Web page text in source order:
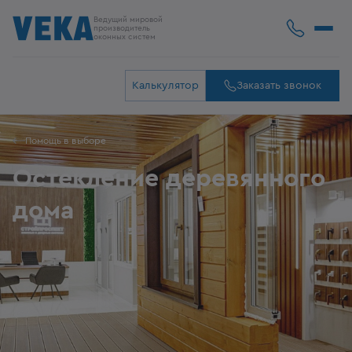
Ведущий мировой
производитель
оконных систем
Калькулятор Заказать звонок
Помощь в выборе
Остекление деревянного
дома